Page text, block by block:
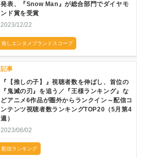
発表、『Snow Man』が総合部門でダイヤモ
ンド賞を受賞
2023/12/22
推しエンタメブランドスコープ
記事
『【推しの子】』視聴者数を伸ばし、首位の
『鬼滅の刃』を追う／『王様ランキング』な
どアニメ6作品が圏外からランクイン～配信コ
ンテンツ視聴者数ランキングTOP20（5月第4
週）
2023/06/02
配信ランキング